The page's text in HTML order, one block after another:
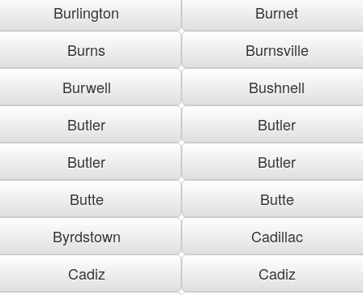
Burlington
Burnet
Burns
Burnsville
Burwell
Bushnell
Butler
Butler
Butler
Butler
Butte
Butte
Byrdstown
Cadillac
Cadiz
Cadiz